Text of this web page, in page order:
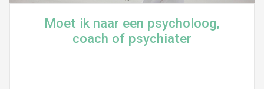
Moet ik naar een psycholoog,
coach of psychiater